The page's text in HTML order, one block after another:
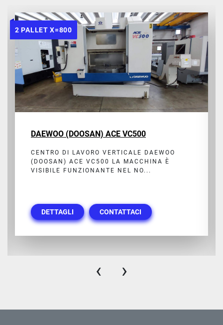
2 PALLET X=800
DAEWOO (DOOSAN) ACE VC500
CENTRO DI LAVORO VERTICALE DAEWOO
(DOOSAN) ACE VC500 LA MACCHINA È
VISIBILE FUNZIONANTE NEL NO...
DETTAGLI CONTATTACI
‹ ›